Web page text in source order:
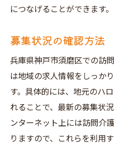
につなげることができます。
募集状況の確認方法
兵庫県神戸市須磨区での訪
は地域の求人情報をしっか
す。具体的には、地元のハ
れることで、最新の募集状
ンターネット上には訪問介
りますので、これらを利用